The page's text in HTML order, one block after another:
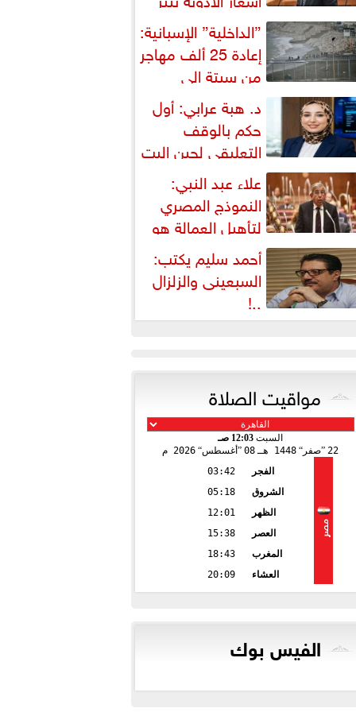
دستورية ويهدد حق
”الداخلية” الإسبانية:
إعادة 25 ألف مهاجر
من سبتة إلى
وارتفاع حصيلة...
د. هبة عرابي: أول
حكم بالوقف
التعليقي لحين البت
الطعن على... علاء عبد النبي:
النموذج المصري
لتأهيل العمالة هو
العملي والأمثل لأزمات...
أحمد سليم يكتب:
السبعينى والزلزال
..!
مواقيت الصلاة
السبت 12:03 صـ
22 صفر 1448 هـ 08 أغسطس 2026 م
مصر
الفجر
03:42
الشروق
05:18
الظهر
12:01
العصر
15:38
المغرب
18:43
العشاء
20:09
الفيس بوك